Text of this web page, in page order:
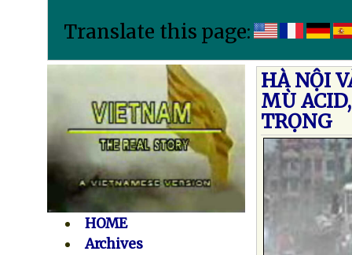
Translate this page:
HOME
Archives
HÀ NỘI
MÙ
TRỌNG